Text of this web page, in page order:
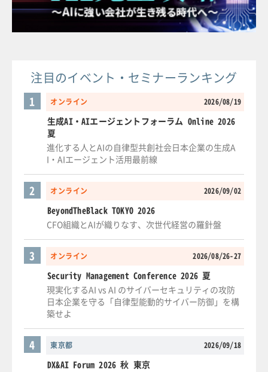
注目のイベント・セミナーランキング
オンライン 2026/08/19
1
生成AI・AIエージェントフォーラム Online 2026
夏
進化する人とAIの自律型共創社会日本企業の生成A
I・AIエージェント活用最前線
オンライン 2026/09/02
2
BeyondTheBlack TOKYO 2026
CFO組織とAIが織りなす、次世代経営の羅針盤
オンライン 2026/08/26-27
3
Security Management Conference 2026 夏
現実化するAI vs AI のサイバーセキュリティの攻防
日本企業を守る「自律型能動的サイバー防御」を構
築せよ
東京都 2026/09/18
4
DX&AI Forum 2026 秋 東京